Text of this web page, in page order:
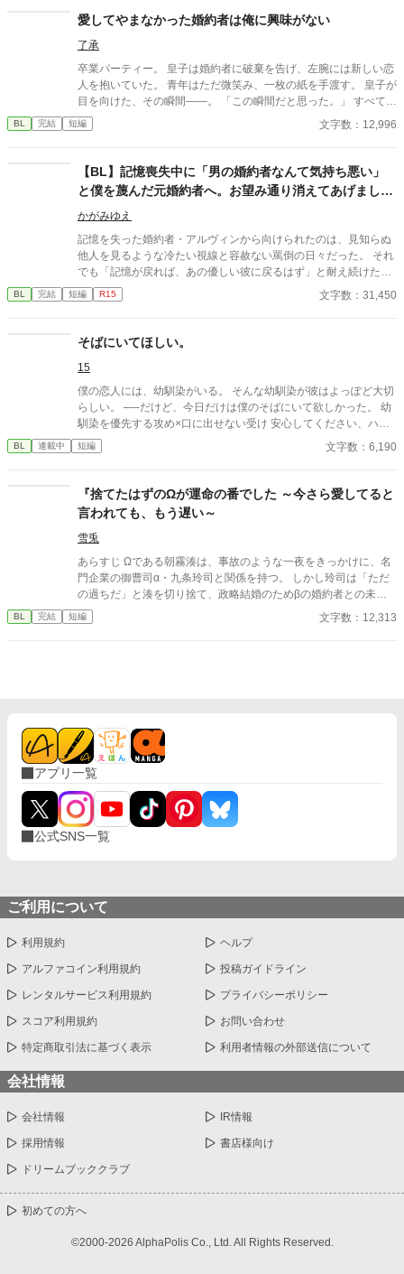
す。 「長い間、俺に従ってきたんだから、君を傷つけたりはしな
い。」 「結婚の日には招待状を送る。必ず来て、席につけよ。」
--- いくつかのコメントを拝見し、大変申し訳なく思っておりま
す。 私は現在日本語を勉強しており、この文章はAI作品ではあり
ませんが、 一部に翻訳ソフトを使用しています。 もし読んでくだ
さる中で日本語のおかしな点をご指摘いただけましたら、 本当に
愛してやまなかった婚約者は俺に興味がない
了承
卒業パーティー。 皇子は婚約者に破棄を告げ、左腕には新しい恋
人を抱いていた。 青年はただ微笑み、一枚の紙を手渡す。 皇子が
目を向けた、その瞬間——。 「この瞬間だと思った。」 すべてを
愛で終わらせた、沈黙の恋の物語。 IFストーリーあり 誤字あ
れば報告お願いします！
BL 完結 短編 文字数：12,996
​【BL】記憶喪失中に「男の婚約者なんて気持ち悪い」
と僕を蔑んだ元婚約者へ。お望み通り消えてあげました
ので、今更記憶が戻ったと泣きつかれても
かがみゆえ
記憶を失った婚約者・アルヴィンから向けられたのは、見知らぬ
他人を見るような冷たい視線と容赦ない罵倒の日々だった。 それ
でも「記憶が戻れば、あの優しい彼に戻るはず」と耐え続けたニ
コラス。 しかし、アルヴィンがみんなの前でニコラスの手紙を破
りながら嘲笑した時、ついに限界を迎える。 「僕が愛したアルヴ
隣国へ留学することになった。 留学先で過去を乗り越え、新しい
幸福を掴んだニコラス。 そこへ「記憶が戻った」と涙を流すアル
ヴィンが現れるが、すでにニコラスの心には少しの情も残ってな
くて―――……。
BL 完結 短編 R15 文字数：31,450
そばにいてほしい。
15
僕の恋人には、幼馴染がいる。 そんな幼馴染が彼はよっぽど大切
らしい。 ──だけど、今日だけは僕のそばにいて欲しかった。 幼
馴染を優先する攻め×口に出せない受け 安心してください、ハピ
エンです。
BL 連載中 短編 文字数：6,190
『捨てたはずのΩが運命の番でした ～今さら愛してると
言われても、もう遅い～
雪兎
あらすじ Ωである朝霧湊は、事故のような一夜をきっかけに、名
門企業の御曹司α・九条玲司と関係を持つ。 しかし玲司は「ただ
の過ちだ」と湊を切り捨て、政略結婚のためβの婚約者との未来
を選んだ。 深く傷ついた湊は、彼の前から姿を消す。 数か月後―
―。 湊の身体は、これまで誰も知らなかった希少な『遅咲きΩ』
速する、すれ違いオメガバースBL。
BL 完結 短編 文字数：12,313
アプリ一覧
公式SNS一覧
ご利用について
利用規約 ヘルプ
アルファコイン利用規約 投稿ガイドライン
レンタルサービス利用規約 プライバシーポリシー
スコア利用規約 お問い合わせ
特定商取引法に基づく表示 利用者情報の外部送信について
会社情報
会社情報 IR情報
採用情報 書店様向け
ドリームブッククラブ
初めての方へ
©2000-2026 AlphaPolis Co., Ltd. All Rights Reserved.